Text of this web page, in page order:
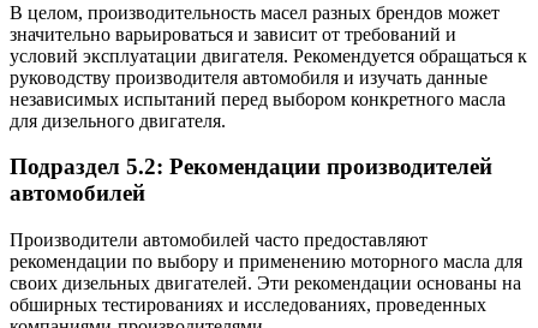
В целом, производительность масел разных брендов может
значительно варьироваться и зависит от требований и
условий эксплуатации двигателя. Рекомендуется обращаться к
руководству производителя автомобиля и изучать данные
независимых испытаний перед выбором конкретного масла
для дизельного двигателя.
Подраздел 5.2: Рекомендации производителей
автомобилей
Производители автомобилей часто предоставляют
рекомендации по выбору и применению моторного масла для
своих дизельных двигателей. Эти рекомендации основаны на
обширных тестированиях и исследованиях, проведенных